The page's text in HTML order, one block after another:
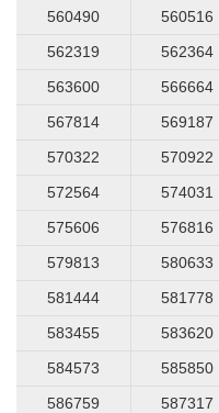
560490
560516
562319
562364
563600
566664
567814
569187
570322
570922
572564
574031
575606
576816
579813
580633
581444
581778
583455
583620
584573
585850
586759
587317